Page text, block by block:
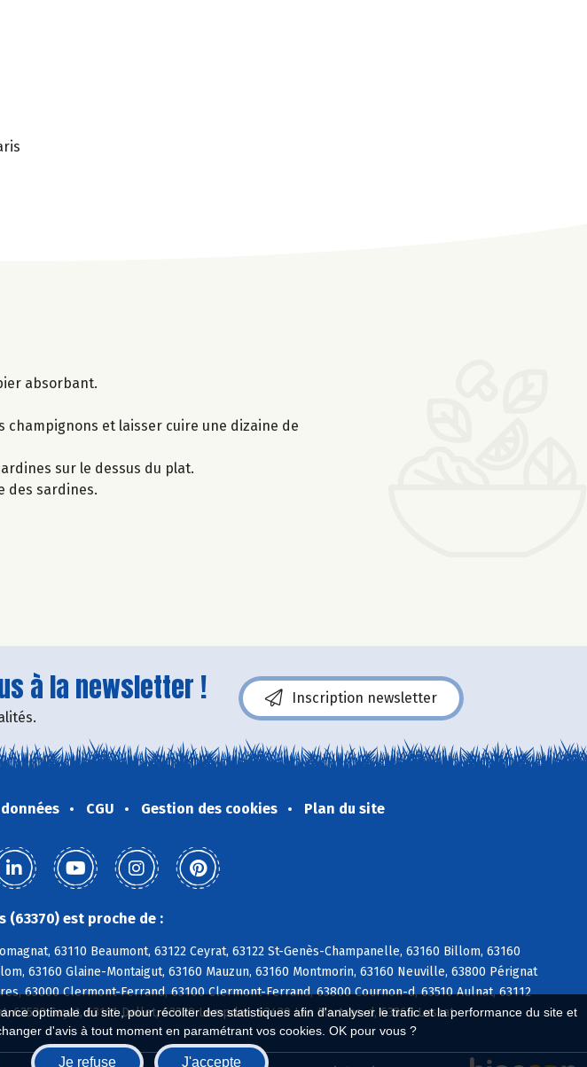
optimale du site, pour récolter des statistiques afin d'analyser le trafic et la performance du site et
d'avis à tout moment en paramétrant vos cookies. OK pour vous ?
Je refuse J'accepte
absorbant.
champignons et laisser cuire une dizaine de
sur le dessus du plat.
des sardines.
à la newsletter ! Inscription newsletter
CGU Gestion des cookies Plan du site
(63370) est proche de :
63110 Beaumont, 63122 Ceyrat, 63122 St-Genès-Champanelle, 63160 Billom, 63160
63160 Glaine-Montaigut, 63160 Mauzun, 63160 Montmorin, 63160 Neuville, 63800 Pérignat
63000 Clermont-Ferrand, 63100 Clermont-Ferrand, 63800 Cournon-d, 63510 Aulnat, 63112
63530 Sayat, 63111 Dallet, 63370 Lempdes, 63430 Les Martres-d, 63360 Lussat